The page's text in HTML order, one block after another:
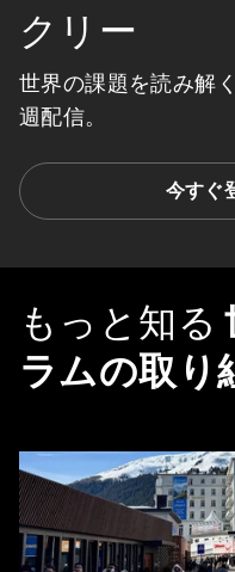
クリー
世界の課題を読み解
週配信。
今すぐ
もっと知る
ラムの取り